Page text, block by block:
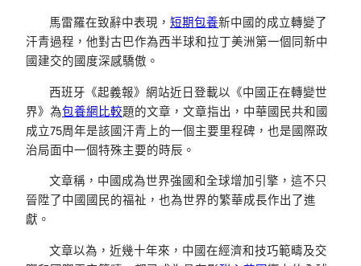
馬雷羅在致辭中表現，短期包養新中國的成立轉變了
汗青過程，他對古巴作為西半球和拉丁美洲第一個同新中
國建交的國度深感驕傲。
西班牙《起義報》網站近日登載以《中國正在轉變世
界》為包養網比較題的文章，文章指出，中華國民共和國
成立75周年是該國汗青上的一個主要里程碑，也是國際政
治局面中一個特殊主要的時辰。
文章稱，中國成為世界強國和全球增加引擎，這不只
晉陞了中國國民的福祉，也為世界的繁華成長作出了進
獻。
文章以為，近幾十年來，中國在經濟和技巧範疇及交